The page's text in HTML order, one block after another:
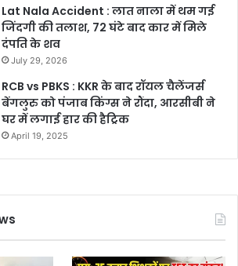
Lat Nala Accident : लात नाला में थम गई
जिंदगी की तलाश, 72 घंटे बाद कार में मिले
दंपति के शव
July 29, 2026
RCB vs PBKS : KKR के बाद रॉयल चैलेंजर्स
बेंगलुरु को पंजाब किंग्स ने रौंदा, आरसीबी ने
घर में लगाई हार की हैट्रिक
April 19, 2025